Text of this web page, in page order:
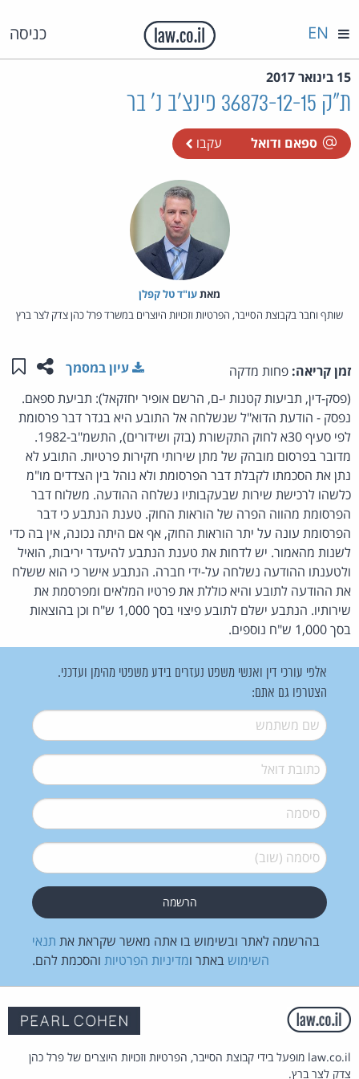
כניסה EN
15 בינואר 2017
ת"ק 36873-12-15 פינצ'ב נ' בר
ספאם ודואל עקבו
מאת‏עו"ד טל קפלן
שותף וחבר בקבוצת הסייבר, הפרטיות וזכויות היוצרים במשרד פרל כהן צדק לצר ברץ
זמן קריאה: פחות מדקה שתפו
עיון במסמך
(פסק-דין, תביעות קטנות י-ם, הרשם אופיר יחזקאל): תביעת ספאם.
נפסק - הודעת הדוא"ל שנשלחה אל התובע היא בגדר דבר פרסומת
לפי סעיף 30א לחוק התקשורת (בזק ושידורים), התשמ"ב-1982.
מדובר בפרסום מובהק של מתן שירותי חקירות פרטיות. התובע לא
נתן את הסכמתו לקבלת דבר הפרסומת ולא נוהל בין הצדדים מו"מ
כלשהו לרכישת שירות שבעקבותיו נשלחה ההודעה. משלוח דבר
הפרסומת מהווה הפרה של הוראות החוק. טענת הנתבע כי דבר
הפרסומת עונה על יתר הוראות החוק, אף אם היתה נכונה, אין בה כדי
לשנות מהאמור. יש לדחות את טענת הנתבע להיעדר יריבות, הואיל
ולטענתו ההודעה נשלחה על-ידי חברה. הנתבע אישר כי הוא ששלח
את ההודעה לתובע והיא כוללת את פרטיו המלאים ומפרסמת את
שירותיו. הנתבע ישלם לתובע פיצוי בסך 1,000 ש"ח וכן בהוצאות
בסך 1,000 ש"ח נוספים.
אלפי עורכי דין ואנשי משפט נעזרים בידע משפטי מהימן ועדכני.
הצטרפו גם אתם:
שם משתמש*
דואל*
סיסמה*
סיסמה (שוב)*
בהרשמה לאתר ובשימוש בו אתה מאשר שקראת את תנאי
השימוש באתר ומדיניות הפרטיות והסכמת להם.
law.co.il מופעל בידי קבוצת הסייבר, הפרטיות וזכויות היוצרים של פרל כהן
צדק לצר ברץ.